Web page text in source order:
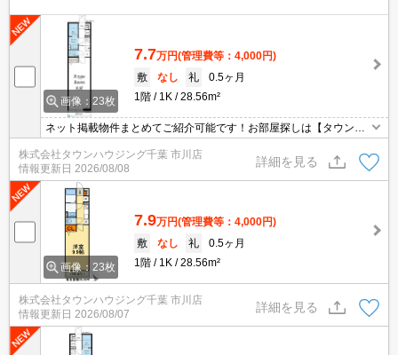
画像：23枚
7.7万円(管理費等：4,000円)
敷
なし 礼
0.5ヶ月
1階
1K 28.56m²
ネット掲載物件まとめてご紹介可能です！お部屋探しは【タウンハ
ウジング】にお任せください！※オンライン内見・現地待ち合わせ
は事前にご相談ください。
株式会社タウンハウジング千葉 市川店
情報更新日 2026/08/08
詳細を見る
画像：23枚
7.9万円(管理費等：4,000円)
敷
なし 礼
0.5ヶ月
1階
1K 28.56m²
株式会社タウンハウジング千葉 市川店
情報更新日 2026/08/07
詳細を見る